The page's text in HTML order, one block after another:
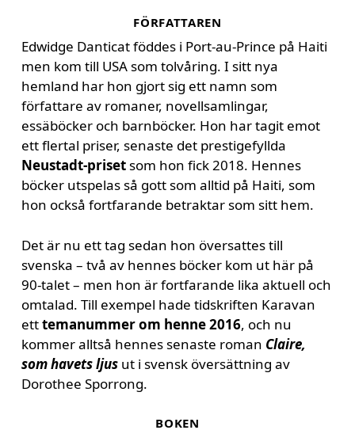
FÖRFATTAREN
Edwidge Danticat föddes i Port-au-Prince på Haiti
men kom till USA som tolvåring. I sitt nya
hemland har hon gjort sig ett namn som
författare av romaner, novellsamlingar,
essäböcker och barnböcker. Hon har tagit emot
ett flertal priser, senaste det prestigefyllda
Neustadt-prisetsom hon fick 2018. Hennes
böcker utspelas så gott som alltid på Haiti, som
hon också fortfarande betraktar som sitt hem.
Det är nu ett tag sedan hon översattes till
svenska – två av hennes böcker kom ut här på
90-talet – men hon är fortfarande lika aktuell och
omtalad. Till exempel hade tidskriften Karavan
etttemanummer om henne 2016, och nu
kommer alltså hennes senaste roman Claire,
som havets ljus ut i svensk översättning av
Dorothee Sporrong.
BOKEN